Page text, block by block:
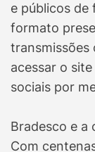
e públicos de
formato
transmissões
acessar o
sociais por
Bradesco e a
Com